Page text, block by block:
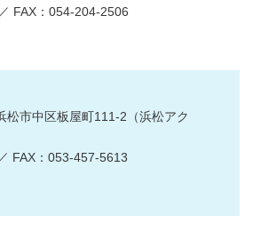
FAX：054‐204‐2506
松市中区板屋町111-2 （浜松アク
FAX：053-457-5613